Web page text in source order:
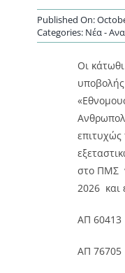
Published On:
Categories: Νέα -
Οι
στο ΠΜΣ
2026 και
ΑΠ 60413
ΑΠ 76705